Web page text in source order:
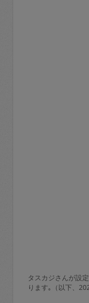
タスカジさんが設
ります｡（以下、